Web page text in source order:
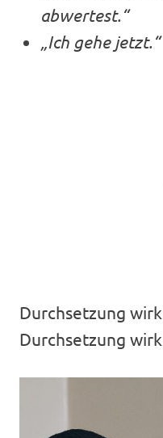
abwertest.“
„Ich gehe jetzt.“
Durchsetzung
Durchsetzung